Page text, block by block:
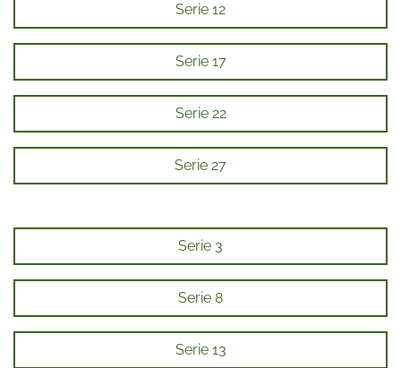
Serie 12
Serie 17
Serie 22
Serie 27
Serie 3
Serie 8
Serie 13